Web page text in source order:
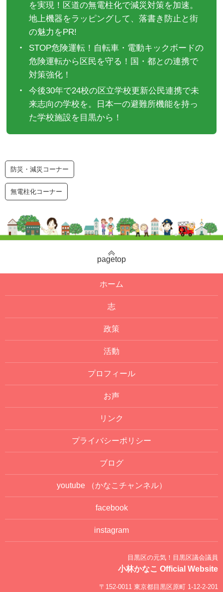
を実現！区道の無電柱化で減災対策を加速。
地上機器をラッピングして、落書き防止と街
の魅力をPR!
STOP危険運転！自転車・電動キックボードの
危険運転から区民を守る！国・都との連携で
対策強化！
今後30年で24校の区立学校更新公民連携で未
来志向の学校を。日本一の避難所機能を持っ
た学校施設を目黒から！
防災・減災コーナー
無電柱化コーナー
pagetop
ホーム
志
政策
活動
プロフィール
お声
リンク
プライバシーポリシー
ブログ
youtube （かなこチャンネル）
facebook
instagram
目黒区の元気！目黒区議会議員
小林かなこ Official Website
〒152-0011 東京都目黒区原町 1-12-2-201